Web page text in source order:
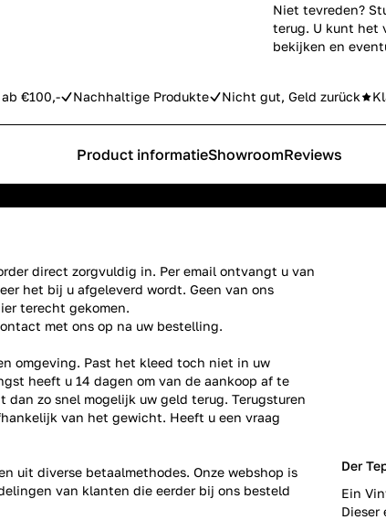
Niet tevreden?
terug. U kunt het
bekijken en
€100,- Nachhaltige Produkte Nicht gut, Geld zurück
Product informatieShowroomReviews
direct zorgvuldig in. Per email ontvangt u van
het bij u afgeleverd wordt. Geen van ons
terecht gekomen.
met ons op na uw bestelling.
omgeving. Past het kleed toch niet in uw
heeft u 14 dagen om van de aankoop af te
zo snel mogelijk uw geld terug. Terugsturen
van het gewicht. Heeft u een vraag
uit diverse betaalmethodes. Onze webshop is
van klanten die eerder bij ons besteld
Der
Ein
Dieser